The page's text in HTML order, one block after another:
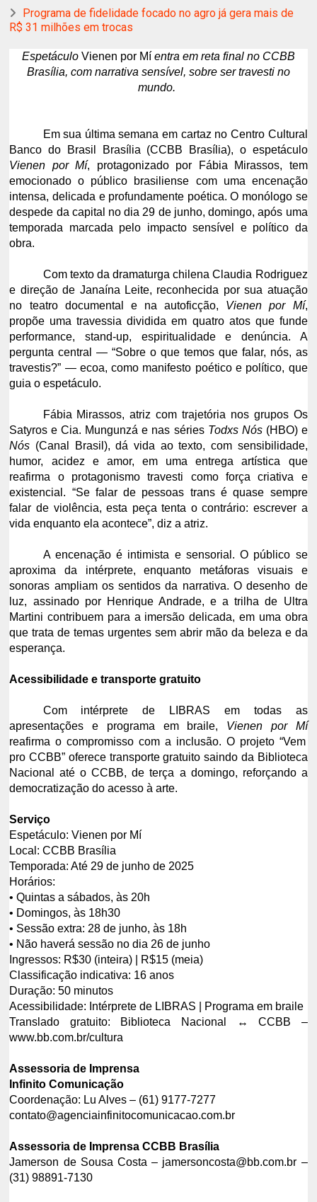
Programa de fidelidade focado no agro já gera mais de
R$ 31 milhões em trocas
Espetáculo Vienen por Mí entra em reta final no CCBB
Brasília, com narrativa sensível, sobre ser travesti no
mundo.
Em sua última semana em cartaz no Centro Cultural
Banco do Brasil Brasília (CCBB Brasília), o espetáculo
Vienen por Mí, protagonizado por Fábia Mirassos, tem
emocionado o público brasiliense com uma encenação
intensa, delicada e profundamente poética. O monólogo se
despede da capital no dia 29 de junho, domingo, após uma
temporada marcada pelo impacto sensível e político da
obra.
Com texto da dramaturga chilena Claudia Rodriguez
e direção de Janaína Leite, reconhecida por sua atuação
no teatro documental e na autoficção, Vienen por Mí,
propõe uma travessia dividida em quatro atos que funde
performance, stand-up, espiritualidade e denúncia. A
pergunta central — “Sobre o que temos que falar, nós, as
travestis?” — ecoa, como manifesto poético e político, que
guia o espetáculo.
Fábia Mirassos, atriz com trajetória nos grupos Os
Satyros e Cia. Mungunzá e nas séries Todxs Nós(HBO) e
Nós (Canal Brasil), dá vida ao texto, com sensibilidade,
humor, acidez e amor, em uma entrega artística que
reafirma o protagonismo travesti como força criativa e
existencial. “Se falar de pessoas trans é quase sempre
falar de violência, esta peça tenta o contrário: escrever a
vida enquanto ela acontece”, diz a atriz.
A encenação é intimista e sensorial. O público se
aproxima da intérprete, enquanto metáforas visuais e
sonoras ampliam os sentidos da narrativa. O desenho de
luz, assinado por Henrique Andrade, e a trilha de Ultra
Martini contribuem para a imersão delicada, em uma obra
que trata de temas urgentes sem abrir mão da beleza e da
esperança.
Acessibilidade e transporte gratuito
Com intérprete de LIBRAS em todas as
apresentações e programa em braile, Vienen por Mí
reafirma o compromisso com a inclusão. O projeto “Vem
pro CCBB” oferece transporte gratuito saindo da Biblioteca
Nacional até o CCBB, de terça a domingo, reforçando a
democratização do acesso à arte.
Serviço
Espetáculo: Vienen por Mí
Local: CCBB Brasília
Temporada: Até 29 de junho de 2025
Horários:
• Quintas a sábados, às 20h
• Domingos, às 18h30
• Sessão extra: 28 de junho, às 18h
• Não haverá sessão no dia 26 de junho
Ingressos: R$30 (inteira) | R$15 (meia)
Classificação indicativa: 16 anos
Duração: 50 minutos
Acessibilidade: Intérprete de LIBRAS | Programa em braile
Translado gratuito: Biblioteca Nacional ↔️ CCBB –
www.bb.com.br/cultura
Assessoria de Imprensa
Infinito Comunicação
Coordenação: Lu Alves – (61) 9177-7277
contato@agenciainfinitocomunicacao.com.br
Assessoria de Imprensa CCBB Brasília
Jamerson de Sousa Costa – jamersoncosta@bb.com.br –
(31) 98891-7130